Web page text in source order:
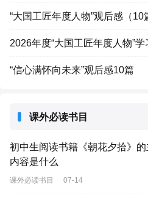
“大国工匠年度人物”观后感（10
2026年度“大国工匠年度人物”学
“信心满怀向未来”观后感10篇
课外必读书目
初中生阅读书籍《朝花夕拾》
内容是什么
课外必读书目 07-14